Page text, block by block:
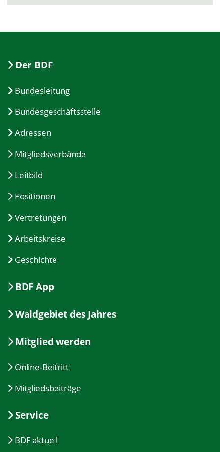
Der BDF
Bundesleitung
Bundesgeschäftsstelle
Adressen
Mitgliedsverbände
Leitbild
Positionen
Vertretungen
Arbeitskreise
Geschichte
BDF App
Waldgebiet des Jahres
Mitglied werden
Online-Beitritt
Mitgliedsbeiträge
Service
BDF aktuell